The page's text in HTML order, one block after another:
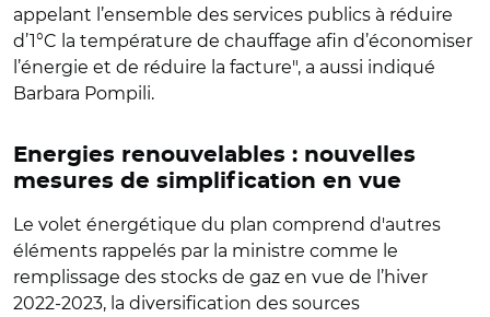
appelant l’ensemble des services publics à réduire
d’1°C la température de chauffage afin d’économiser
l’énergie et de réduire la facture", a aussi indiqué
Barbara Pompili.
Energies renouvelables : nouvelles
mesures de simplification en vue
Le volet énergétique du plan comprend d'autres
éléments rappelés par la ministre comme le
remplissage des stocks de gaz en vue de l’hiver
2022-2023, la diversification des sources